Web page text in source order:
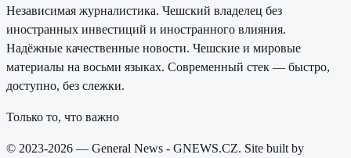
Независимая журналистика. Чешский владелец без
иностранных инвестиций и иностранного влияния.
Надёжные качественные новости. Чешские и мировые
материалы на восьми языках. Современный стек — быстро,
доступно, без слежки.
Только то, что важно
© 2023-2026 — General News - GNEWS.CZ. Site built by